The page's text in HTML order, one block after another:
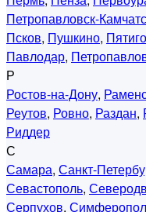
Петропавловск-
Псков, Пушкино,
Павлодар,
Р
Ростов-на-Дону,
Реутов, Ровно, Раздан,
Риддер
С
Самара, Санкт-
Севастополь,
Серпухов,